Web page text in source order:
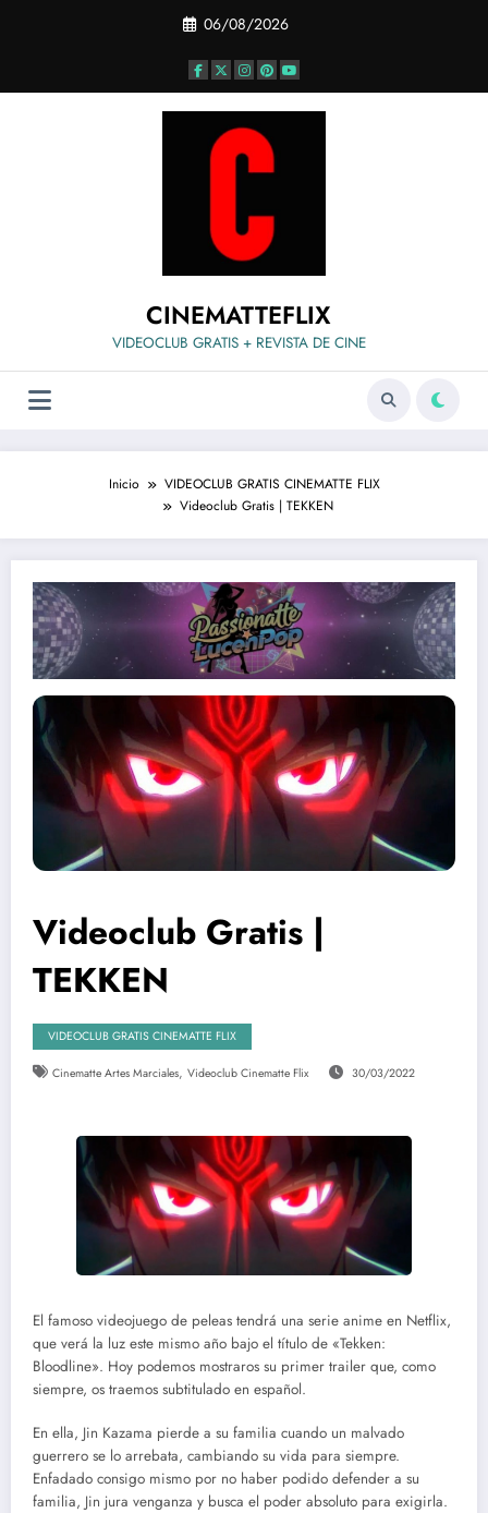
06/08/2026
CINEMATTEFLIX
VIDEOCLUB GRATIS + REVISTA DE CINE
Inicio
VIDEOCLUB GRATIS CINEMATTE FLIX
Videoclub Gratis | TEKKEN
Videoclub Gratis |
TEKKEN
VIDEOCLUB GRATIS CINEMATTE FLIX
Cinematte Artes Marciales, Videoclub Cinematte Flix 30/03/2022
El famoso videojuego de peleas tendrá una serie anime en Netflix,
que verá la luz este mismo año bajo el título de «Tekken:
Bloodline». Hoy podemos mostraros su primer trailer que, como
siempre, os traemos subtitulado en español.
En ella, Jin Kazama pierde a su familia cuando un malvado
guerrero se lo arrebata, cambiando su vida para siempre.
Enfadado consigo mismo por no haber podido defender a su
familia, Jin jura venganza y busca el poder absoluto para exigirla.